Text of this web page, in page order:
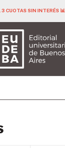
3 CUOTAS SIN INTERÉS 📊